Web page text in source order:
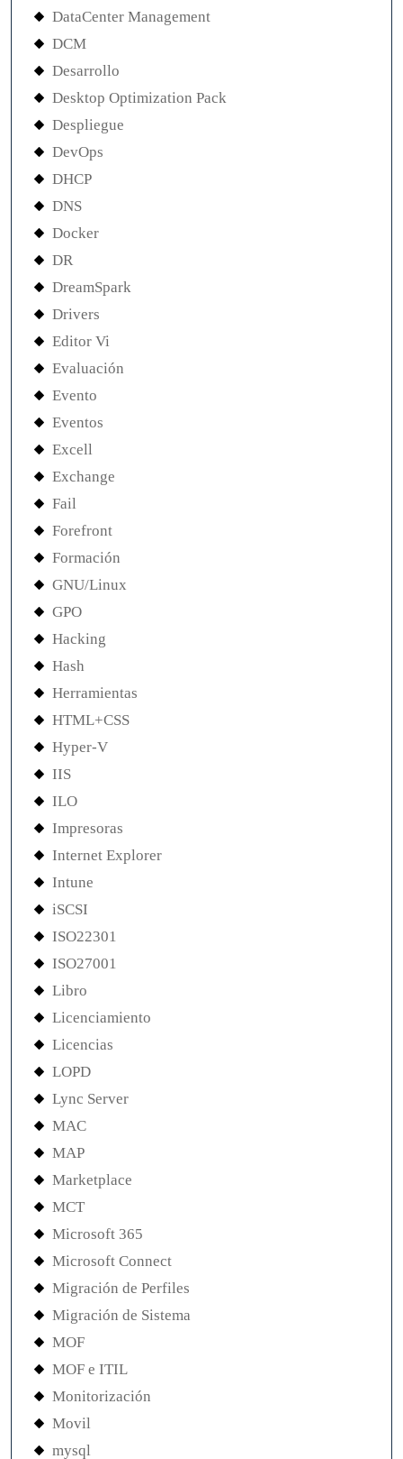
DataCenter Management
DCM
Desarrollo
Desktop Optimization Pack
Despliegue
DevOps
DHCP
DNS
Docker
DR
DreamSpark
Drivers
Editor Vi
Evaluación
Evento
Eventos
Excell
Exchange
Fail
Forefront
Formación
GNU/Linux
GPO
Hacking
Hash
Herramientas
HTML+CSS
Hyper-V
IIS
ILO
Impresoras
Internet Explorer
Intune
iSCSI
ISO22301
ISO27001
Libro
Licenciamiento
Licencias
LOPD
Lync Server
MAC
MAP
Marketplace
MCT
Microsoft 365
Microsoft Connect
Migración de Perfiles
Migración de Sistema
MOF
MOF e ITIL
Monitorización
Movil
mysql